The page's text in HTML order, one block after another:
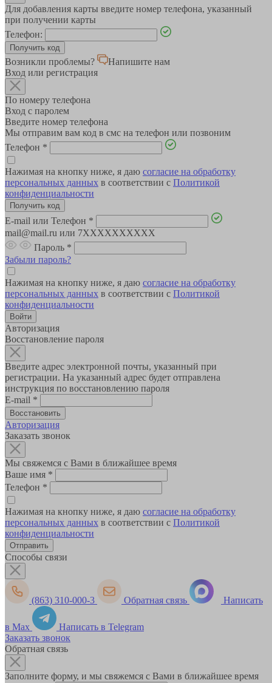
Для добавления карты введите номер телефона, указанный
при получении карты
Телефон:
Возникли проблемы?
Напишите нам
Вход или регистрация
По номеру телефона
Вход с паролем
Введите номер телефона
Мы отправим вам код в смс на телефон или позвоним
Телефон *
Нажимая на кнопку ниже, я даю согласие на обработку
персональных данных в соответствии с Политикой
конфиденциальности
E-mail или Телефон *
mail@mail.ru или 7XXXXXXXXXX
Пароль *
Забыли пароль?
Нажимая на кнопку ниже, я даю согласие на обработку
персональных данных в соответствии с Политикой
конфиденциальности
Авторизация
Восстановление пароля
Введите адрес электронной почты, указанный при
регистрации. На указанный адрес будет отправлена
инструкция по восстановлению пароля
E-mail *
Авторизация
Заказать звонок
Мы свяжемся с Вами в ближайшее время
Ваше имя *
Телефон *
Нажимая на кнопку ниже, я даю согласие на обработку
персональных данных в соответствии с Политикой
конфиденциальности
Способы связи
(863) 310-000-3 Обратная связь Написать
в Max
Написать в Telegram
Заказать звонок
Обратная связь
Заполните форму, и мы свяжемся с Вами в ближайшее время